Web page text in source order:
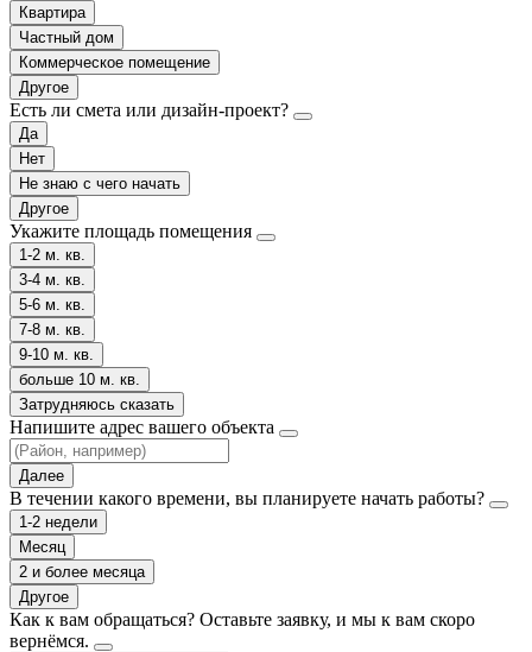
Квартира
Частный дом
Коммерческое помещение
Другое
Есть ли смета или дизайн-проект?
Да
Нет
Не знаю с чего начать
Другое
Укажите площадь помещения
1-2 м. кв.
3-4 м. кв.
5-6 м. кв.
7-8 м. кв.
9-10 м. кв.
больше 10 м. кв.
Затрудняюсь сказать
Напишите адрес вашего объекта
Далее
В течении какого времени, вы планируете начать работы?
1-2 недели
Месяц
2 и более месяца
Другое
Как к вам обращаться? Оставьте заявку, и мы к вам скоро
вернёмся.